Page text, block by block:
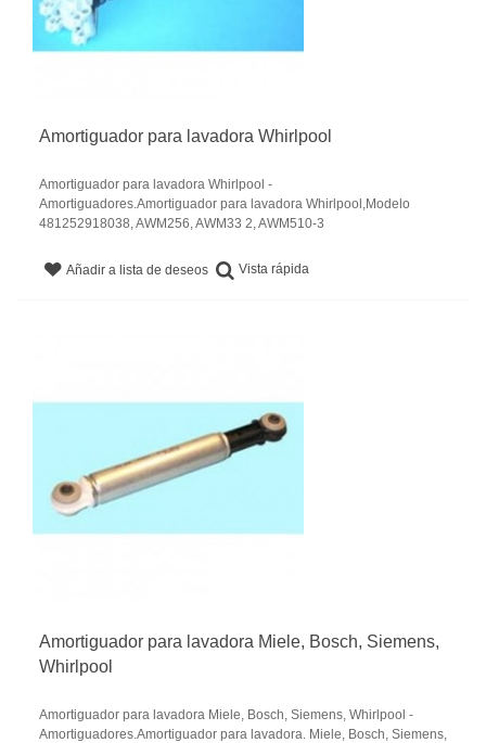
Amortiguador para lavadora Whirlpool
Amortiguador para lavadora Whirlpool -
Amortiguadores.Amortiguador para lavadora Whirlpool,Modelo
481252918038, AWM256, AWM33 2, AWM510-3
Añadir a lista de deseos Vista rápida
Amortiguador para lavadora Miele, Bosch, Siemens,
Whirlpool
Amortiguador para lavadora Miele, Bosch, Siemens, Whirlpool -
Amortiguadores.Amortiguador para lavadora. Miele, Bosch, Siemens,